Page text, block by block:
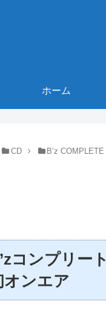
ホーム
CD B’z
コンプリ
オンエア